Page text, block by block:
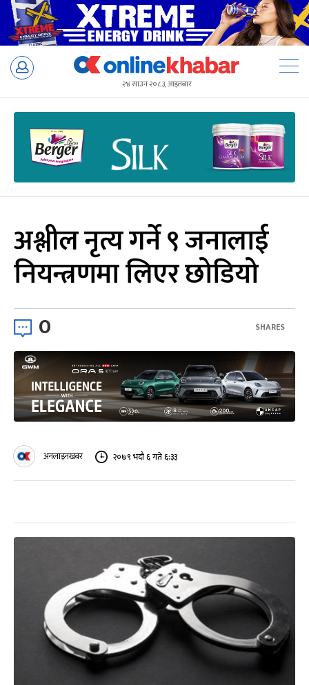
Skip
२४ साउन २०८३, आइतबार
अश्लील नृत्य गर्ने ९ जनालाई
नियन्त्रणमा लिएर छोडियो
0 SHARES
अनलाइनखबर २०७९ भदौ ६ गते ६:३३